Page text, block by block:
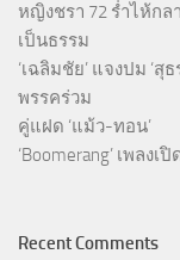
หญิงชรา 72 ร่ำไห้กล
เป็นธรรม
‘เฉลิมชัย’ แจงปม ‘
พรรคร่วม
คู่แฝด ‘แม้ว-ทอน’
‘Boomerang’ เพลง
Recent Comments